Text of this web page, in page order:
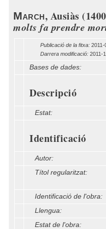
March, Ausiàs
molts fa prendre
Publicació de la fitxa: 2011-
Darrera modificació: 2011-
Bases de dades:
Descripció
Estat:
Identificació
Autor:
Títol regularitzat:
Identificació de l'obra:
Llengua:
Estat de l'obra: